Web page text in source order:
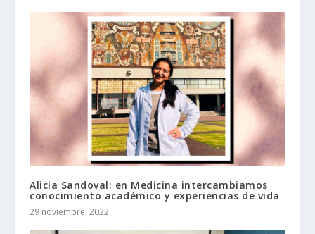
Alicia Sandoval: en Medicina intercambiamos
conocimiento académico y experiencias de vida
29 noviembre, 2022